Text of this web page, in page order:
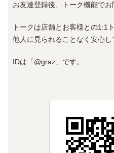
お友達登録後、トーク機能でお
トークは店舗とお客様との1:1
他人に見られることなく安心し
IDは「@graz」です。